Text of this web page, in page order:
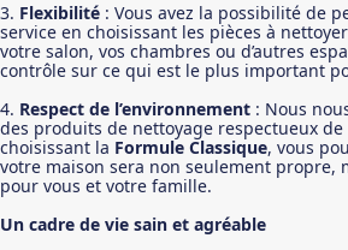
3. Flexibilité : Vous avez la possibilité de
service en choisissant les pièces à
votre salon, vos chambres ou d’autres
contrôle sur ce qui est le plus important
4. Respect de l’environnement : Nous
des produits de nettoyage respectueux de
choisissant la Formule Classique, vous
votre maison sera non seulement propre,
pour vous et votre famille.
Un cadre de vie sain et agréable